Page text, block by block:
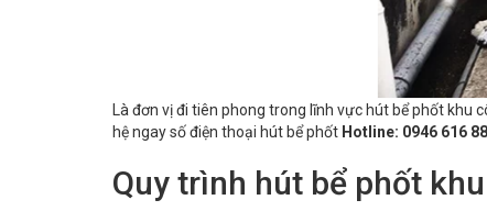
Là đơn vị đi tiên phong trong lĩnh vực hút bể phốt khu
hệ ngay số điện thoại hút bể phốt Hotline: 0946 616
Quy trình hút bể phốt